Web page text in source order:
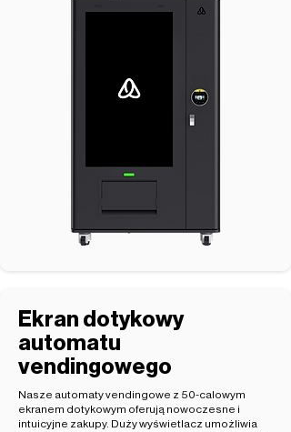
Ekran dotykowy
automatu
vendingowego
Nasze automaty vendingowe z 50-calowym
ekranem dotykowym oferują nowoczesne i
intuicyjne zakupy. Duży wyświetlacz umożliwia